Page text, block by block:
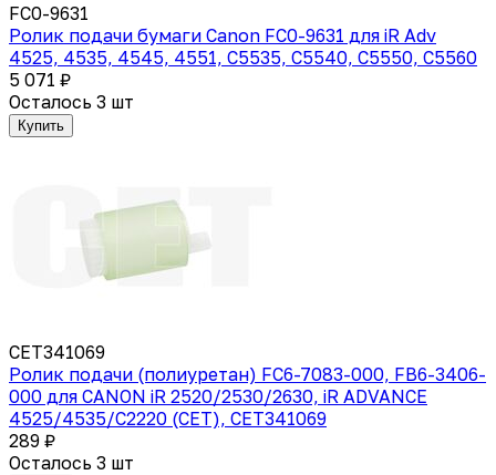
FC0-9631
Ролик подачи бумаги Canon FC0-9631 для iR Adv
4525, 4535, 4545, 4551, C5535, C5540, C5550, C5560
5 071 ₽
Осталось 3 шт
Купить
CET341069
Ролик подачи (полиуретан) FC6-7083-000, FB6-3406-
000 для CANON iR 2520/2530/2630, iR ADVANCE
4525/4535/C2220 (CET), CET341069
289 ₽
Осталось 3 шт